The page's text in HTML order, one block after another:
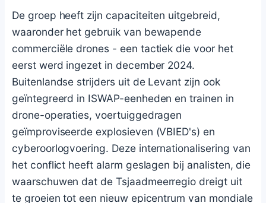
De groep heeft zijn capaciteiten uitgebreid,
waaronder het gebruik van bewapende
commerciële drones - een tactiek die voor het
eerst werd ingezet in december 2024.
Buitenlandse strijders uit de Levant zijn ook
geïntegreerd in ISWAP-eenheden en trainen in
drone-operaties, voertuiggedragen
geïmproviseerde explosieven (VBIED's) en
cyberoorlogvoering. Deze internationalisering van
het conflict heeft alarm geslagen bij analisten, die
waarschuwen dat de Tsjaadmeerregio dreigt uit
te groeien tot een nieuw epicentrum van mondiale